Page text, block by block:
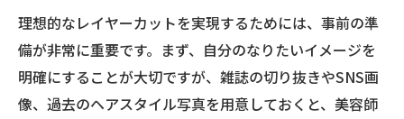
理想的なレイヤーカットを実現するためには、事前の準
備が非常に重要です。まず、自分のなりたいイメージを
明確にすることが大切ですが、雑誌の切り抜きやSNS画
像、過去のヘアスタイル写真を用意しておくと、美容師